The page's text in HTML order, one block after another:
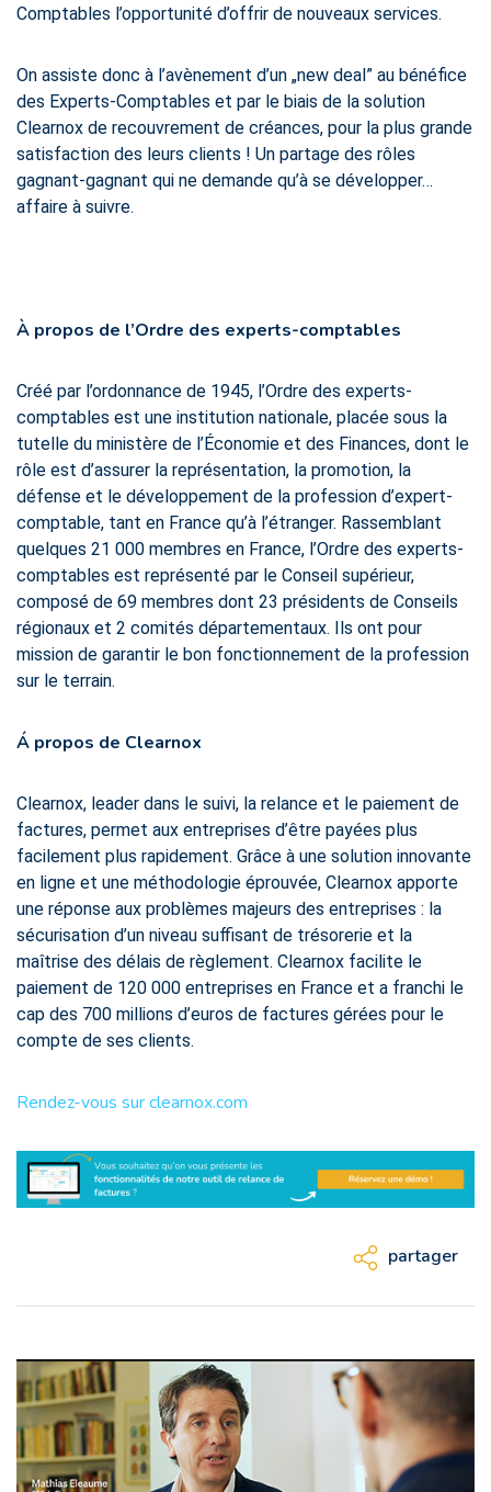
Comptables l’opportunité d’offrir de nouveaux services.
On assiste donc à l’avènement d’un „new deal” au bénéfice
des Experts-Comptables et par le biais de la solution
Clearnox de recouvrement de créances, pour la plus grande
satisfaction des leurs clients ! Un partage des rôles
gagnant-gagnant qui ne demande qu’à se développer…
affaire à suivre.
À propos de l’Ordre des experts-comptables
Créé par l’ordonnance de 1945, l’Ordre des experts-
comptables est une institution nationale, placée sous la
tutelle du ministère de l’Économie et des Finances, dont le
rôle est d’assurer la représentation, la promotion, la
défense et le développement de la profession d’expert-
comptable, tant en France qu’à l’étranger. Rassemblant
quelques 21 000 membres en France, l’Ordre des experts-
comptables est représenté par le Conseil supérieur,
composé de 69 membres dont 23 présidents de Conseils
régionaux et 2 comités départementaux. Ils ont pour
mission de garantir le bon fonctionnement de la profession
sur le terrain.
Á propos de Clearnox
Clearnox, leader dans le suivi, la relance et le paiement de
factures, permet aux entreprises d’être payées plus
facilement plus rapidement. Grâce à une solution innovante
en ligne et une méthodologie éprouvée, Clearnox apporte
une réponse aux problèmes majeurs des entreprises : la
sécurisation d’un niveau suffisant de trésorerie et la
maîtrise des délais de règlement. Clearnox facilite le
paiement de 120 000 entreprises en France et a franchi le
cap des 700 millions d’euros de factures gérées pour le
compte de ses clients.
Rendez-vous sur clearnox.com
partager